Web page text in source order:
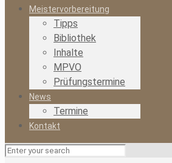
Meistervorbereitung
Tipps
Bibliothek
Inhalte
MPVO
Prüfungstermine
News
Termine
Kontakt